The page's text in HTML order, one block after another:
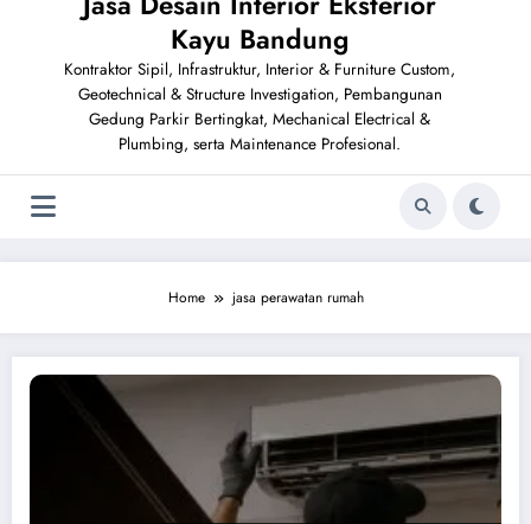
Kayu Bandung
Kontraktor Sipil, Infrastruktur, Interior & Furniture Custom,
Geotechnical & Structure Investigation, Pembangunan
Gedung Parkir Bertingkat, Mechanical Electrical &
Plumbing, serta Maintenance Profesional.
Home jasa perawatan rumah